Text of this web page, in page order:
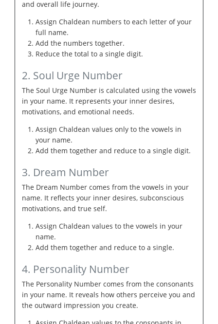
and overall life journey.
Assign Chaldean numbers to each letter of your
full name.
Add the numbers together.
Reduce the total to a single digit.
2. Soul Urge Number
The Soul Urge Number is calculated using the vowels
in your name. It represents your inner desires,
motivations, and emotional needs.
Assign Chaldean values only to the vowels in
your name.
Add them together and reduce to a single digit.
3. Dream Number
The Dream Number comes from the vowels in your
name. It reflects your inner desires, subconscious
motivations, and true self.
Assign Chaldean values to the vowels in your
name.
Add them together and reduce to a single.
4. Personality Number
The Personality Number comes from the consonants
in your name. It reveals how others perceive you and
the outward impression you create.